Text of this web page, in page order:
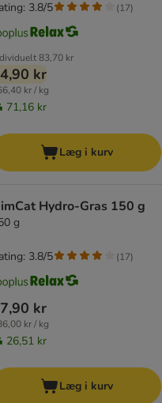
83,70 kr
kr
kr / kg
71,16 kr
3.8/5 (17)
Læg i kurv
Hydro-Gras 150 g
g
kr
kr / kg
26,51 kr
3.8/5 (17)
Læg i kurv